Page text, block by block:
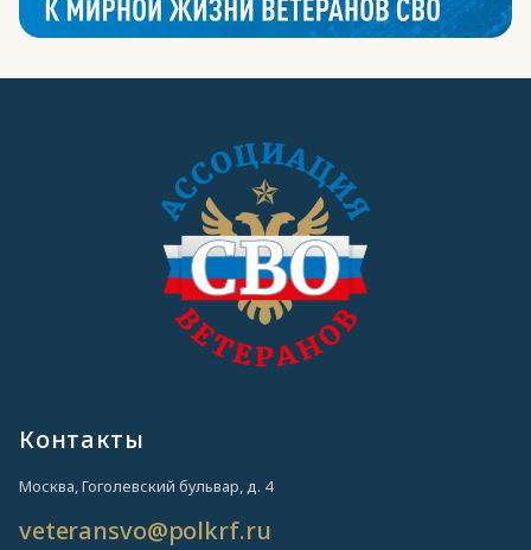
Контакты
Москва, Гоголевский бульвар, д. 4
veteransvo@polkrf.ru